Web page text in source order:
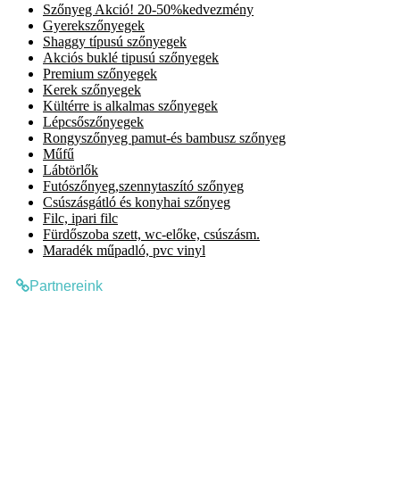
Szőnyeg Akció! 20-50%kedvezmény
Gyerekszőnyegek
Shaggy típusú szőnyegek
Akciós buklé tipusú szőnyegek
Premium szőnyegek
Kerek szőnyegek
Kültérre is alkalmas szőnyegek
Lépcsőszőnyegek
Rongyszőnyeg pamut-és bambusz szőnyeg
Műfű
Lábtörlők
Futószőnyeg,szennytaszító szőnyeg
Csúszásgátló és konyhai szőnyeg
Filc, ipari filc
Fürdőszoba szett, wc-előke, csúszásm.
Maradék műpadló, pvc vinyl
Partnereink